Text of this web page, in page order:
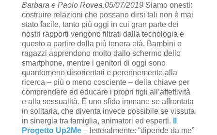
Barbara e Paolo Rovea.05/07/2019Siamo onesti:
costruire relazioni che possano dirsi tali non è mai
stato facile, tanto più oggi in cui gran parte dei
nostri rapporti vengono filtrati dalla tecnologia e
questo a partire dalla più tenera età. Bambini e
ragazzi apprendono molto dallo schermo dello
smartphone, mentre i genitori di oggi sono
quantomeno disorientati e perennemente alla
ricerca – più o meno cosciente – della chiave per
comprendere ed educare i propri figli all’affettività
e alla sessualità. È una sfida immane se affrontata
in solitaria, che diventa invece possibile se vissuta
in sinergia tra famiglia, animatori ed esperti.
Progetto Up2Me – letteralmente: “dipende da me”